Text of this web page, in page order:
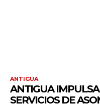
ANTIGUA
ANTIGUA
SERVICIOS DE